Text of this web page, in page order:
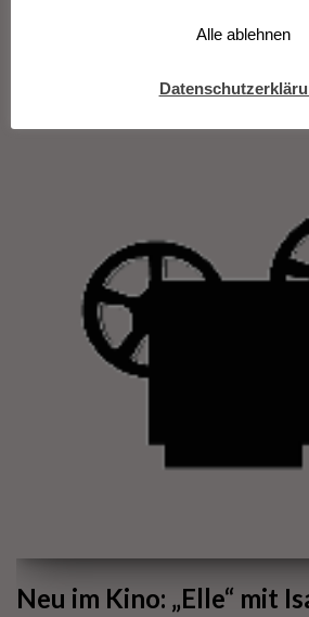
Neu im Kino: „Elle“ mit
Alle ablehnen